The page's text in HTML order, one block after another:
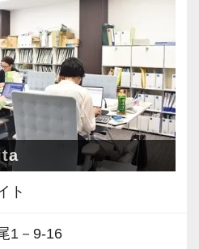
ちもバックアップしま
欲があれば大丈夫で
てていただける方をお待
す】
き、途中で諦めない人
取り組める人
るい雰囲気で、全員がや
ます。
躍できる舞台はいくらで
業界で何か成し遂げた
当社の門を叩いてくだ
業でお客様から一番に信
リアアップが可能で
は幅広い業務に携わっ
から部下やチームのマネ
きます！これまでの経
、さらに上のステージ
ませんか？
節税・融資・税務調査に
ト
1－9-16